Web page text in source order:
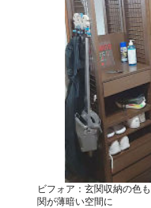
ビフォア：玄関収納の色
関が薄暗い空間に